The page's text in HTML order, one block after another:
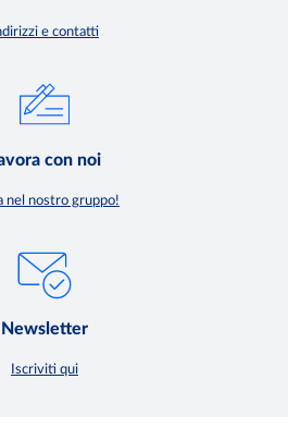
e contatti
con noi
nel nostro gruppo!
Newsletter
Iscriviti qui